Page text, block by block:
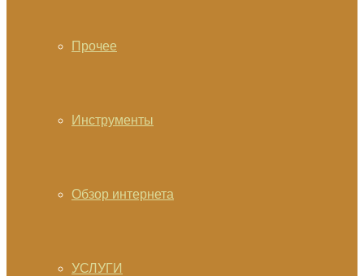
Прочее
Инструменты
Обзор интернета
УСЛУГИ